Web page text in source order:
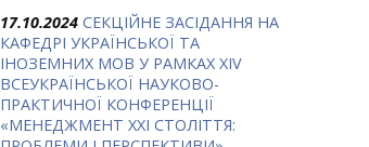
17.10.2024 СЕКЦІЙНЕ ЗАСІДАННЯ НА
КАФЕДРІ УКРАЇНСЬКОЇ ТА
ІНОЗЕМНИХ МОВ У РАМКАХ ХIV
ВСЕУКРАЇНСЬКОЇ НАУКОВО-
ПРАКТИЧНОЇ КОНФЕРЕНЦІЇ
«МЕНЕДЖМЕНТ ХХІ СТОЛІТТЯ: